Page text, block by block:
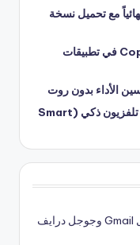
مع تحميل نسخة
كيفية تفعيل ميزة الذكاء الاصطناعي Copilot في تطبيقات
الأداء بدون روت
كيفية تحويل شاشة الكمبيوتر القديمة إلى تلفزيون ذكي (Smart
كيفية زيادة مساحة جي ميل Gmail وجوجل درايف